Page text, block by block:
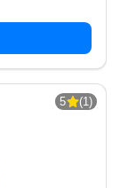
5 (1)